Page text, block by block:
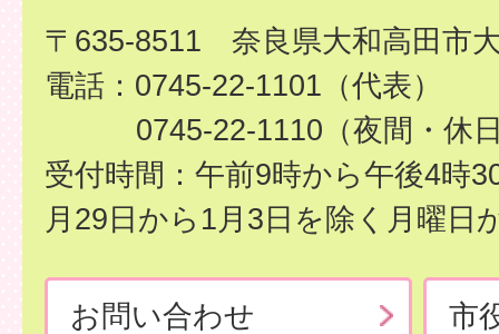
〒635-8511 奈良県大和高田市
電話：0745-22-1101（代表）
0745-22-1110（夜間・休
受付時間：午前9時から午後4時
月29日から1月3日を除く月曜日
お問い合わせ 市